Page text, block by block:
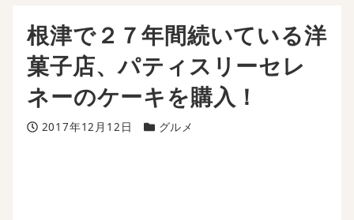
根津で２７年間続いている洋
菓子店、パティスリーセレ
ネーのケーキを購入！
投稿日
2017年12月12日 カテゴリー
グルメ